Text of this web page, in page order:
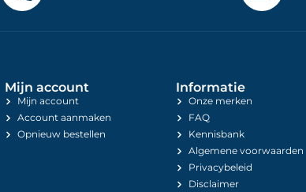
Mijn account
Mijn account
Account aanmaken
Opnieuw bestellen
Informatie
Onze merken
FAQ
Kennisbank
Algemene voorwaarden
Privacybeleid
Disclaimer